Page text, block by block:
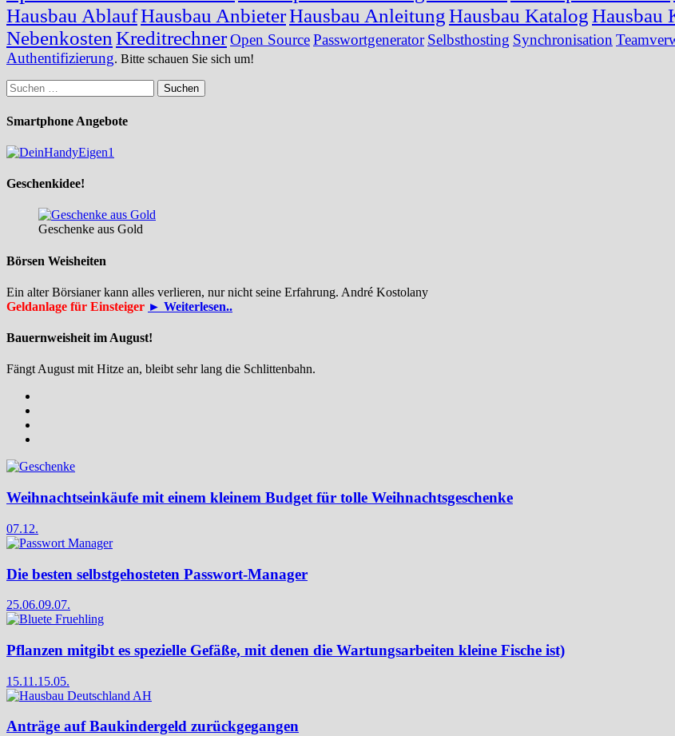
Hausbau AblaufHausbau AnbieterHausbau AnleitungHausbau KatalogHausbau
Nebenkosten KreditrechnerOpen SourcePasswortgenerator Selbsthosting Synchronisation
Authentifizierung. Bitte schauen Sie sich um!
Suchen
nach:
Smartphone Angebote
Geschenkidee!
Geschenke aus Gold
Börsen Weisheiten
Ein alter Börsianer kann alles verlieren, nur nicht seine Erfahrung. André Kostolany
Geldanlage für Einsteiger ► Weiterlesen..
Bauernweisheit im August!
Fängt August mit Hitze an, bleibt sehr lang die Schlittenbahn.
Weihnachtseinkäufe mit einem kleinem Budget für tolle Weihnachtsgeschenke
07.12.
Die besten selbstgehosteten Passwort-Manager
25.06.09.07.
Pflanzen mitgibt es spezielle Gefäße, mit denen die Wartungsarbeiten kleine Fische ist)
15.11.15.05.
Anträge auf Baukindergeld zurückgegangen